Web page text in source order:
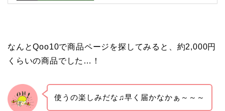
なんとQoo10で商品ページを探してみると、約2,000円
くらいの商品でした…！
使うの楽しみだな♫早く届かなかぁ～～～